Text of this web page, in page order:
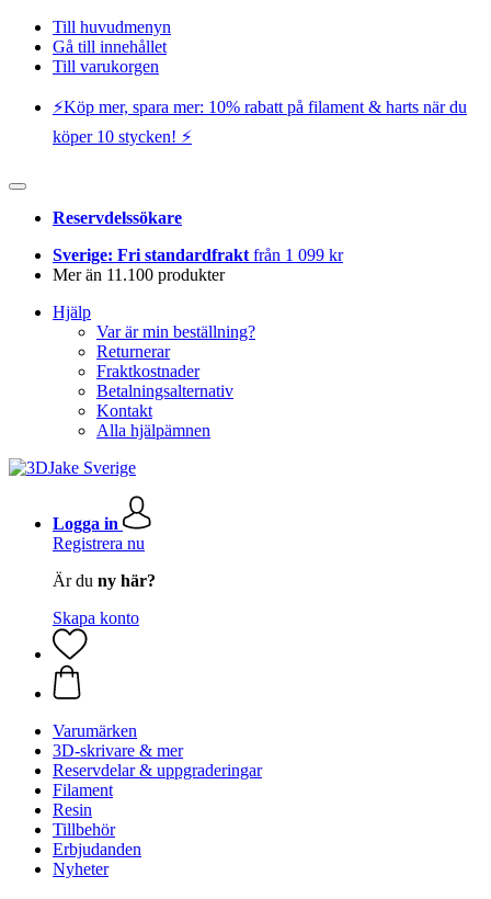
Till huvudmenyn
Gå till innehållet
Till varukorgen
⚡️Köp mer, spara mer: 10% rabatt på filament & harts när du
köper 10 stycken! ⚡️
Reservdelssökare
Sverige: Fri standardfrakt från 1 099 kr
Mer än 11.100 produkter
Hjälp
Var är min beställning?
Returnerar
Fraktkostnader
Betalningsalternativ
Kontakt
Alla hjälpämnen
Logga in
Registrera nu
Är du ny här?
Skapa konto
Varumärken
3D-skrivare & mer
Reservdelar & uppgraderingar
Filament
Resin
Tillbehör
Erbjudanden
Nyheter